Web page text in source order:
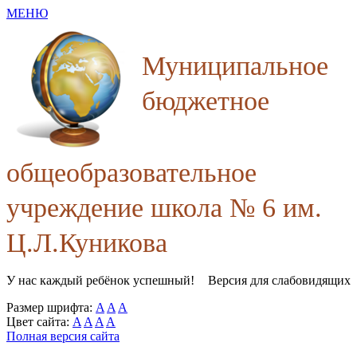
МЕНЮ
Муниципальное
бюджетное
общеобразовательное
учреждение школа № 6 им.
Ц.Л.Куникова
У нас каждый ребёнок успешный!
Версия для слабовидящих
Размер шрифта: A A A
Цвет сайта: A A A A
Полная версия сайта